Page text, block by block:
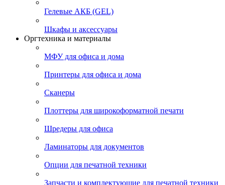
Гелевые АКБ (GEL)
Шкафы и аксессуары
Оргтехника и материалы
МФУ для офиса и дома
Принтеры для офиса и дома
Сканеры
Плоттеры для широкоформатной печати
Шредеры для офиса
Ламинаторы для документов
Опции для печатной техники
Запчасти и комплектующие для печатной техники